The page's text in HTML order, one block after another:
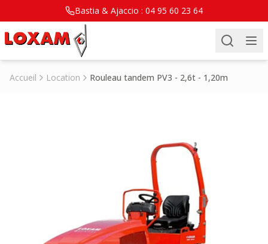
Bastia & Ajaccio : 04 95 60 23 64
Accueil Location Rouleau tandem PV3 - 2,6t - 1,20m